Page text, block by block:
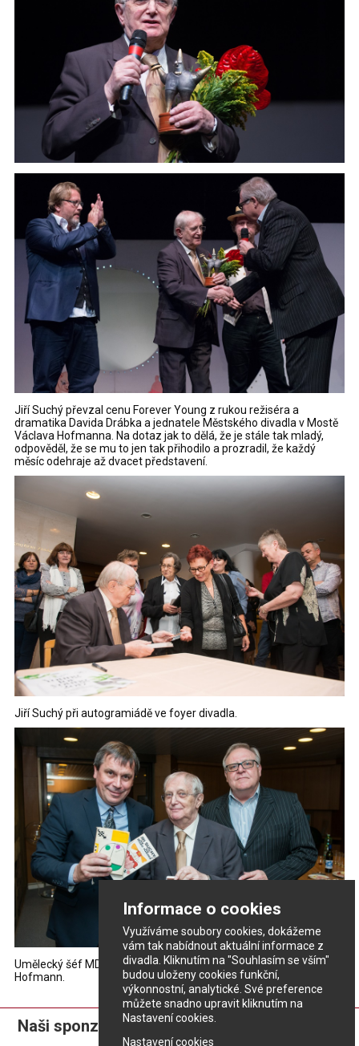
Informace o cookies
Využíváme soubory cookies, dokážeme
vám tak nabídnout aktuální informace z
divadla. Kliknutím na "Souhlasím se vším"
budou uloženy cookies funkční,
výkonnostní, analytické. Své preference
můžete snadno upravit kliknutím na
Nastavení cookies.
Nastavení cookies
Jiří Suchý převzal cenu Forever Young z rukou režiséra a
dramatika Davida Drábka a jednatele Městského divadla v Mostě
Václava Hofmanna. Na dotaz jak to dělá, že je stále tak mladý,
odpověděl, že se mu to jen tak přihodilo a prozradil, že každý
měsíc odehraje až dvacet představení.
Jiří Suchý při autogramiádě ve foyer divadla.
Umělecký šéf MDM Jiří Rumpík, Jiří Suchý, jednatel MDM Václav
Hofmann.
Naši sponzoři: